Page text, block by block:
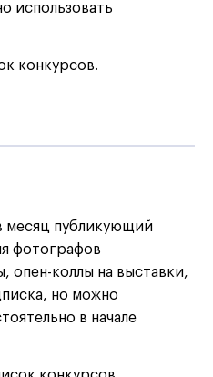
использовать
конкурсов.
месяц публикующий
фотографов
опен-коллы на выставки,
но можно
в начале